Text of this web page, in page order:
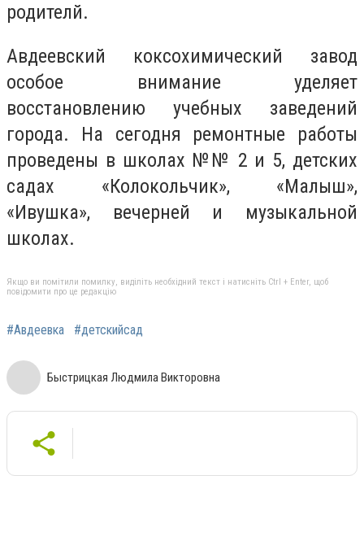
родителй.
Авдеевский коксохимический завод
особое внимание уделяет
восстановлению учебных заведений
города. На сегодня ремонтные работы
проведены в школах №№ 2 и 5, детских
садах «Колокольчик», «Малыш»,
«Ивушка», вечерней и музыкальной
школах.
Якщо ви помітили помилку, виділіть необхідний текст і натисніть Ctrl + Enter, щоб
повідомити про це редакцію
#Авдеевка #детскийсад
Быстрицкая Людмила Викторовна